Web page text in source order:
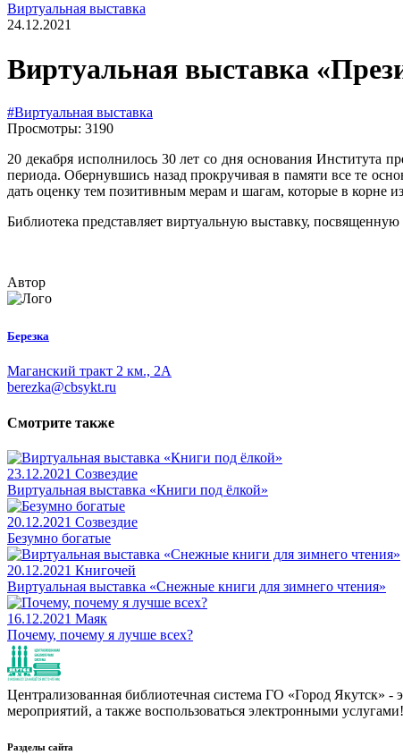
Виртуальная выставка
24.12.2021
Виртуальная выставка
#Виртуальная выставка
Просмотры: 3190
20 декабря исполнилось 30 лет со дня основания Института
периода. Обернувшись назад прокручивая в памяти все те
дать оценку тем позитивным мерам и шагам, которые в корне
Библиотека представляет виртуальную выставку,
Автор
Березка
Маганский тракт 2 км., 2А
berezka@cbsykt.ru
Смотрите также
23.12.2021 Созвездие
Виртуальная выставка «Книги под ёлкой»
20.12.2021 Созвездие
Безумно богатые
20.12.2021 Книгочей
Виртуальная выставка «Снежные книги для зимнего чтения»
16.12.2021 Маяк
Почему, почему я лучше всех?
Централизованная библиотечная система ГО «Город Якутск» -
мероприятий, а также воспользоваться электронными услугами!
Разделы сайта